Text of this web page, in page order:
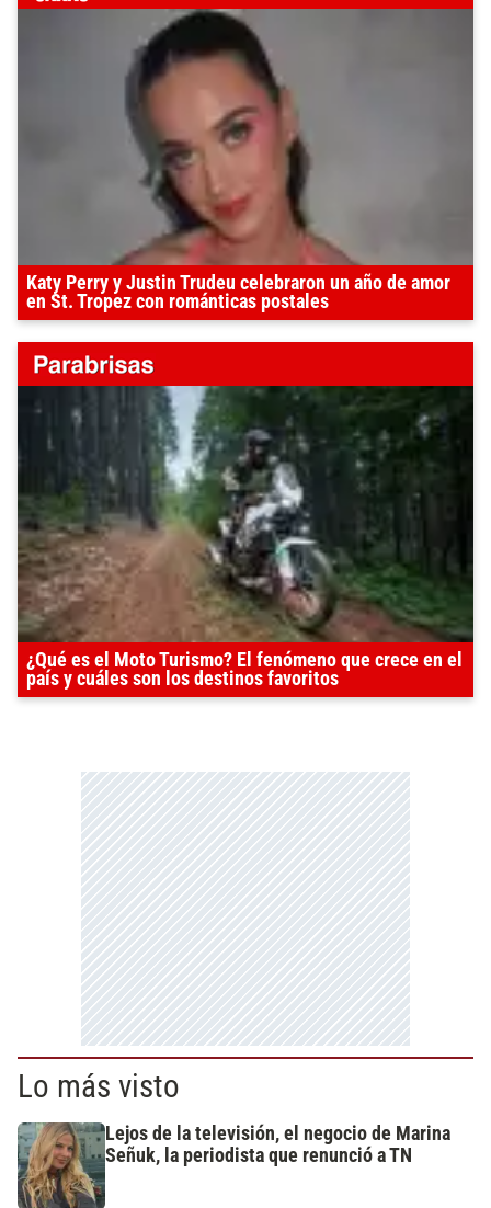
Katy Perry y Justin Trudeu celebraron un año de amor
en St. Tropez con románticas postales
¿Qué es el Moto Turismo? El fenómeno que crece en el
país y cuáles son los destinos favoritos
Lo más visto
Lejos de la televisión, el negocio de Marina
Señuk, la periodista que renunció a TN